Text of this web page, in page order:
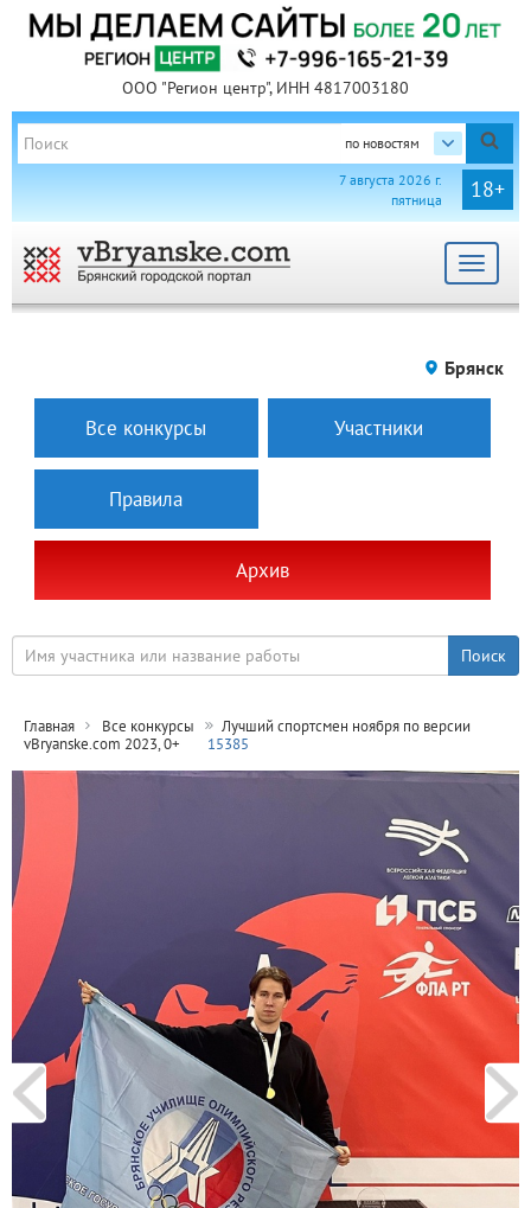
ООО "Регион центр", ИНН 4817003180
по новостям
18+
7 августа 2026 г.
пятница
Toggle
Брянск
Все конкурсы Участники
Правила
Архив
Главная Все конкурсы
Лучший спортсмен ноября по версии
vBryanske.com 2023, 0+
15385